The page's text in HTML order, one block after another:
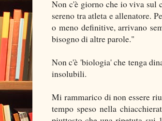
Non c'è giorno che io viva sul
sereno tra atleta e allenatore.
o meno definitive, arrivano
bisogno di altre parole."
Non c'è 'biologia' che tenga
insolubili.
Mi rammarico di non essere
tempo speso nella